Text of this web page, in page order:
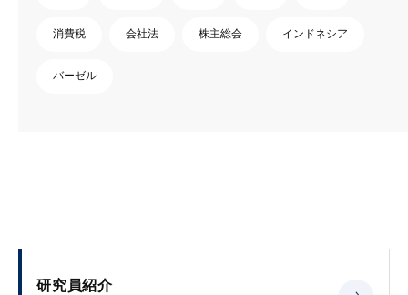
消費税 会社法 株主総会 インドネシア
バーゼル
研究員紹介